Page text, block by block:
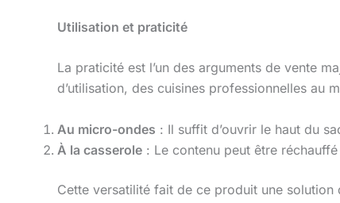
Utilisation et praticité
La praticité est l’un des arguments de vente
d’utilisation, des cuisines professionnelles au
Au micro-ondes : Il suffit d’ouvrir le haut du
À la casserole : Le contenu peut être
Cette versatilité fait de ce produit une